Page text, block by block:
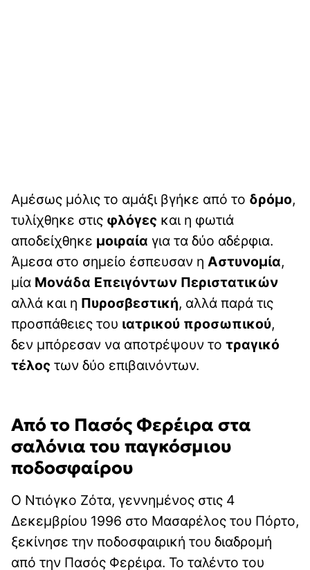
Αμέσως μόλις το αμάξι βγήκε από το δρόμο,
τυλίχθηκε στις φλόγες και η φωτιά
αποδείχθηκε μοιραία για τα δύο αδέρφια.
Άμεσα στο σημείο έσπευσαν η Αστυνομία,
μία Μονάδα Επειγόντων Περιστατικών
αλλά και η Πυροσβεστική, αλλά παρά τις
προσπάθειες του ιατρικού προσωπικού,
δεν μπόρεσαν να αποτρέψουν το τραγικό
τέλος των δύο επιβαινόντων.
Από το Πασός Φερέιρα στα
σαλόνια του παγκόσμιου
ποδοσφαίρου
Ο Ντιόγκο Ζότα, γεννημένος στις 4
Δεκεμβρίου 1996 στο Μασαρέλος του Πόρτο,
ξεκίνησε την ποδοσφαιρική του διαδρομή
από την Πασός Φερέιρα. Το ταλέντο του